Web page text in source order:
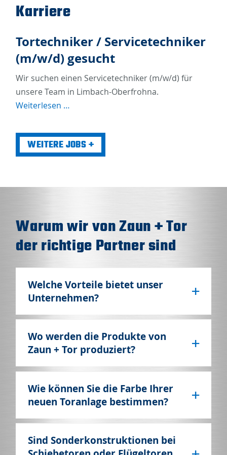
Karriere
Tortechniker / Servicetechniker
(m/w/d) gesucht
Wir suchen einen Servicetechniker (m/w/d) für
unsere Team in Limbach-Oberfrohna.
Weiterlesen …
Servicetechniker
(m/w/d)
gesucht
WEITERE JOBS
Warum wir von Zaun + Tor
der richtige Partner sind
Welche Vorteile bietet unser
Unternehmen?
Wo werden die Produkte von
Zaun + Tor produziert?
Wie können Sie die Farbe Ihrer
neuen Toranlage bestimmen?
Sind Sonderkonstruktionen bei